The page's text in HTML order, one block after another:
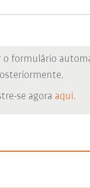
o formulário
se agora aqui.